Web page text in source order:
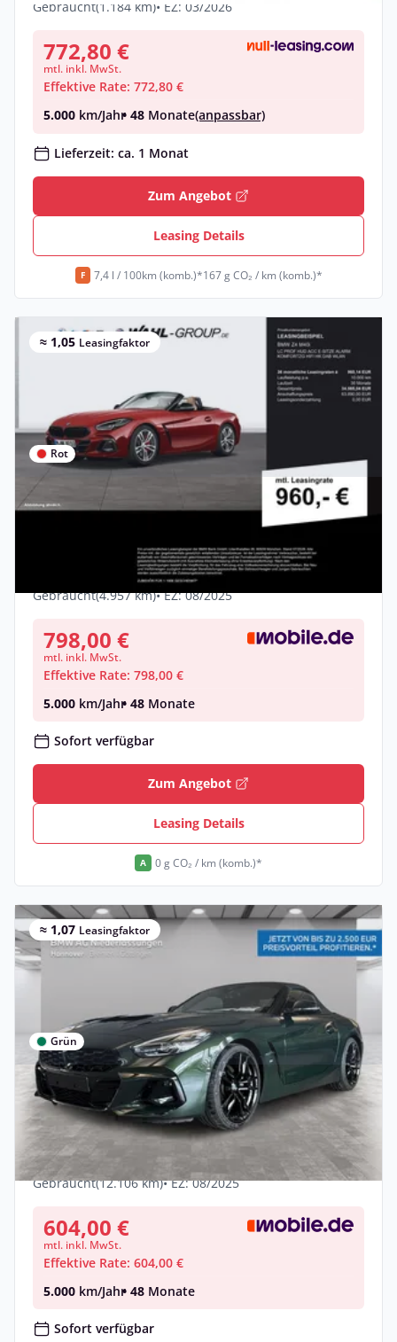
Gebraucht(1.184 km)• EZ: 03/2026
772,80 €
mtl. inkl. MwSt.
Effektive Rate: 772,80 €
5.000 km/Jahr• 48 Monate(anpassbar)
Lieferzeit: ca. 1 Monat
Zum Angebot
Leasing Details
F 7,4 l / 100km (komb.)*167 g CO₂ / km (komb.)*
≈ 1,05 Leasingfaktor
Rot
BMW Z4 M40i LC PROF HUD ACC E-SITZE
ALARM KOMFORTZG
Automatik •340 PS (250 kW)
Gebraucht(4.957 km)• EZ: 08/2025
798,00 €
mtl. inkl. MwSt.
Effektive Rate: 798,00 €
5.000 km/Jahr• 48 Monate
Sofort verfügbar
Zum Angebot
Leasing Details
A 0 g CO₂ / km (komb.)*
≈ 1,07 Leasingfaktor
Grün
Privat & Gewerbe
BMW Z4 sDrive20i M Sport Harman/K
LiveCockpitProf
197 PS (145 kW)
Gebraucht(12.106 km)• EZ: 08/2025
604,00 €
mtl. inkl. MwSt.
Effektive Rate: 604,00 €
5.000 km/Jahr• 48 Monate
Sofort verfügbar